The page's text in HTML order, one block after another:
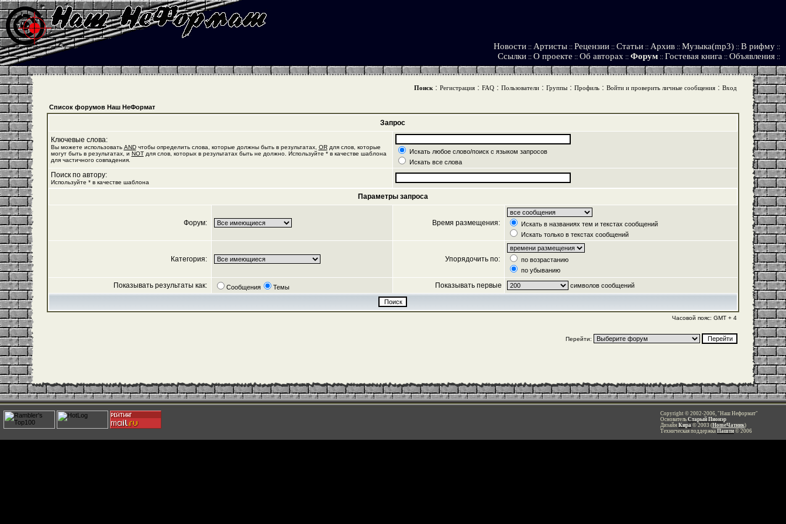
Новости :: Артисты :: Рецензии :: Статьи :: Архив :: Музыка(mp3) :: В рифму ::
Ссылки :: О проекте :: Об авторах :: Форум :: Гостевая книга :: Объявления ::
Поиск: Регистрация: FAQ: Пользователи: Группы: Профиль: Войти и проверить личные сообщения: Вход
Список форумов Наш НеФормат
Запрос
Ключевые слова:
Вы можете использовать ANDчтобы определить слова, которые должны быть в результатах, ORдля слов, которые
могут быть в результатах, и NOTдля слов, которых в результатах быть не должно. Используйте * в качестве шаблона
для частичного совпадения.
Искать любое слово/поиск с языком запросов
Искать все слова
Поиск по автору:
Используйте * в качестве шаблона
Параметры запроса
Форум: Время размещения:
Искать в названиях тем и текстах сообщений
Искать только в текстах сообщений
Категория: Упорядочить по:
по возрастанию
по убыванию
Показывать результаты как: Сообщения Темы Показывать первые символов сообщений
Часовой пояс: GMT + 4
Перейти:
Copyright © 2002-2006, "Наш Неформат"
Основатель Старый Пионэр
Дизайн Кира © 2003 (HomeЧатник)
Техническая поддержка Пашти © 2006